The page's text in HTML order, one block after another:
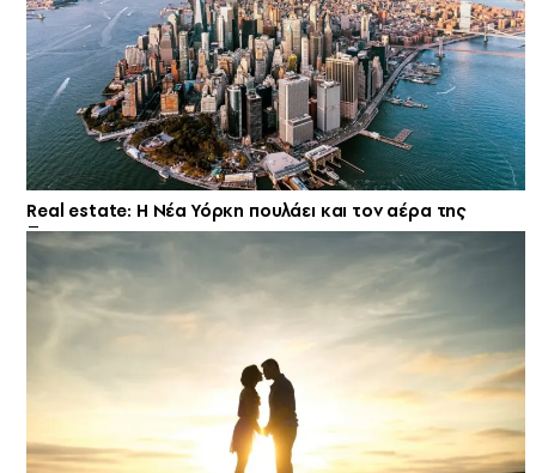
Real estate: H Νέα Υόρκη πουλάει και τον αέρα της